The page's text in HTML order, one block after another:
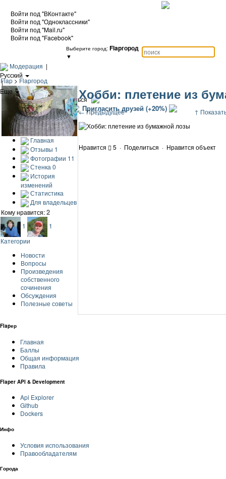
Войти под "ВКонтакте"
Войти под "Одноклассники"
Войти под "Mail.ru"
Войти под "Facebook"
Выберите город: Flapгород
▼
Модерация |
Русский
|
Еще
|
Войти / Зарегистрироваться
Добавить объект Пригласить друзей (+20%)
Flap>Flapгород
Главная
Отзывы 1
Фотографии 11
Стенка0
История
изменений
Статистика
Для владельцев
Кому нравится:2
1
1
Категории
Новости
Вопросы
Произведения
собственного
сочинения
Обсуждения
Полезные советы
Хобби: плетение из
← Предыдущее ↑
Нравится 5 · Поделиться · Нравится объект
Flapер
Главная
Баллы
Общая информация
Правила
Flaper API & Development
Api Explorer
Github
Dockers
Инфо
Условия использования
Правообладателям
Города